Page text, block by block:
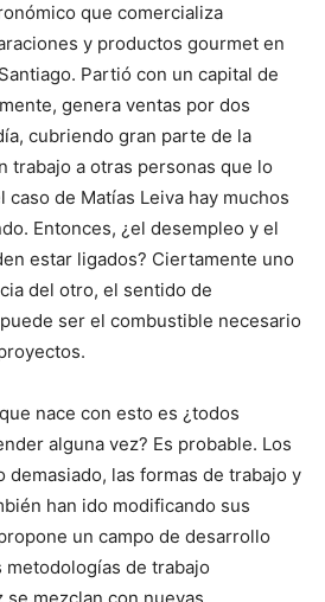
que comercializa
y productos gourmet en
Partió con un capital de
genera ventas por dos
cubriendo gran parte de la
trabajo a otras personas que lo
caso de Matías Leiva hay muchos
Entonces, ¿el desempleo y el
estar ligados? Ciertamente uno
del otro, el sentido de
ser el combustible necesario
nace con esto es ¿todos
alguna vez? Es probable. Los
demasiado, las formas de trabajo y
han ido modificando sus
un campo de desarrollo
de trabajo